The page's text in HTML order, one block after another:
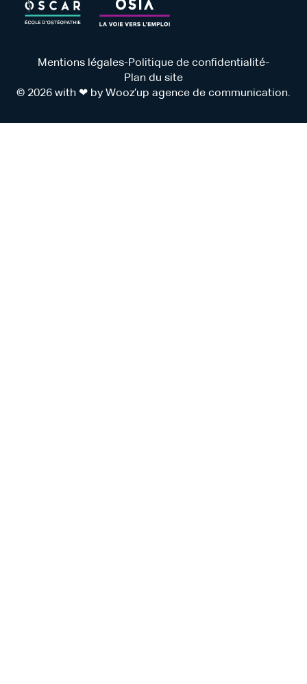
Mentions légales-Politique de confidentialité-
Plan du site
© 2026 with ❤ by Wooz’up agence de communication.